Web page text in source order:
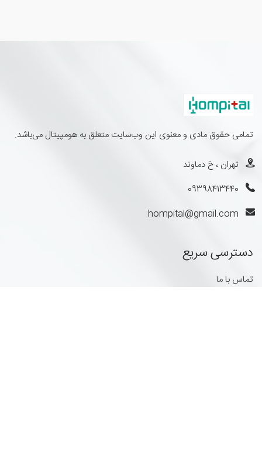
تمامی حقوق مادی و معنوی این وب‌سایت متعلق به هومپیتال می‌باشد.
تهران ، خ دماوند
09398413440
hompital@gmail.com
دسترسی سریع
تماس با ما